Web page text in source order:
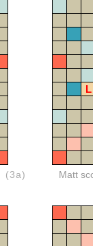
(3a)
L
Matt